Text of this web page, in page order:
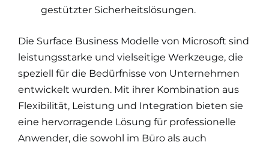
gestützter Sicherheitslösungen.
Die Surface Business Modelle von Microsoft sind
leistungsstarke und vielseitige Werkzeuge, die
speziell für die Bedürfnisse von Unternehmen
entwickelt wurden. Mit ihrer Kombination aus
Flexibilität, Leistung und Integration bieten sie
eine hervorragende Lösung für professionelle
Anwender, die sowohl im Büro als auch